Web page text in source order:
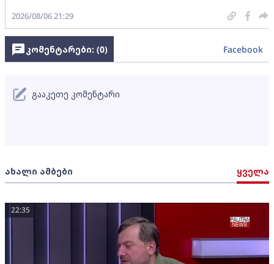
2026/08/06 21:29
ახალი ამბები ყველა
22:35
კომენტარები: (0) Facebook
გააკეთე კომენტარი